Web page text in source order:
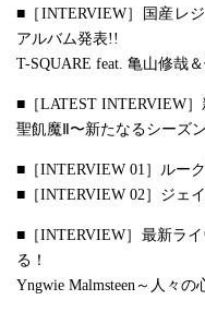
■［INTERVIEW］国産レ
アルバム発表!!
T-SQUARE feat. 亀山修哉
■［LATEST INTERVIEW］
聖飢魔Ⅱ〜新たなるシーズ
■［INTERVIEW 01］ルー
■［INTERVIEW 02］ジェ
■［INTERVIEW］最新ラ
る！
Yngwie Malmsteen～人々